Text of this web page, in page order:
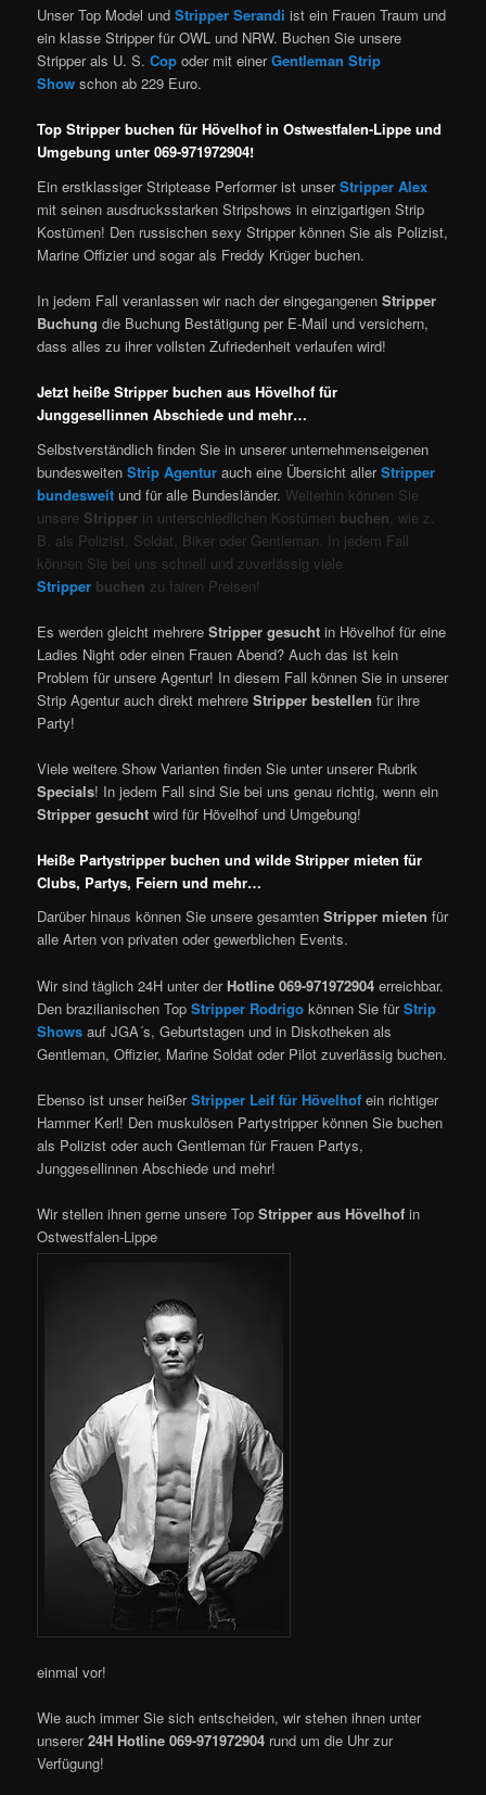
Unser Top Model undStripper Serandi ist ein Frauen Traum und
ein klasse Stripper für OWL und NRW. Buchen Sie unsere
Stripper als U. S.Copoder mit einerGentleman Strip
Show schon ab 229 Euro.
Top Stripper buchen für Hövelhof in Ostwestfalen-Lippe und
Umgebung unter 069-971972904!
Ein erstklassiger Striptease Performer ist unserStripper Alex
mit seinen ausdrucksstarken Stripshows in einzigartigen Strip
Kostümen! Den russischen sexy Stripper können Sie als Polizist,
Marine Offizier und sogar als Freddy Krüger buchen.
In jedem Fall veranlassen wir nach der eingegangenenStripper
Buchung die Buchung Bestätigung per E-Mail und versichern,
dass alles zu ihrer vollsten Zufriedenheit verlaufen wird!
Jetzt heiße Stripper buchen aus Hövelhof für
Junggesellinnen Abschiede und mehr…
Selbstverständlich finden Sie in unserer unternehmenseigenen
bundesweitenStrip Agentur auch eine Übersicht allerStripper
bundesweit und für alle Bundesländer. Weiterhin können Sie
unsere Stripper in unterschiedlichen Kostümen buchen , wie z.
B. als Polizist, Soldat, Biker oder Gentleman. In jedem Fall
können Sie bei uns schnell und zuverlässig viele
Stripper buchen zu fairen Preisen!
Es werden gleicht mehrereStripper gesucht in Hövelhof für eine
Ladies Night oder einen Frauen Abend? Auch das ist kein
Problem für unsere Agentur! In diesem Fall können Sie in unserer
Strip Agentur auch direkt mehrereStripper bestellen für ihre
Party!
Viele weitere Show Varianten finden Sie unter unserer Rubrik
Specials! In jedem Fall sind Sie bei uns genau richtig, wenn ein
Stripper gesucht wird für Hövelhof und Umgebung!
Heiße Partystripper buchen und wilde Stripper mieten für
Clubs, Partys, Feiern und mehr…
Darüber hinaus können Sie unsere gesamtenStripper mieten für
alle Arten von privaten oder gewerblichen Events.
Wir sind täglich 24H unter der Hotline 069-971972904 erreichbar.
Den brazilianischen TopStripper Rodrigo können Sie fürStrip
Shows auf JGA´s, Geburtstagen und in Diskotheken als
Gentleman, Offizier, Marine Soldat oder Pilot zuverlässig buchen.
Ebenso ist unser heißerStripper Leif für Hövelhof ein richtiger
Hammer Kerl! Den muskulösen Partystripper können Sie buchen
als Polizist oder auch Gentleman für Frauen Partys,
Junggesellinnen Abschiede und mehr!
Wir stellen ihnen gerne unsere TopStripper aus Hövelhof in
Ostwestfalen-Lippe
einmal vor!
Wie auch immer Sie sich entscheiden, wir stehen ihnen unter
unserer24H Hotline 069-971972904 rund um die Uhr zur
Verfügung!